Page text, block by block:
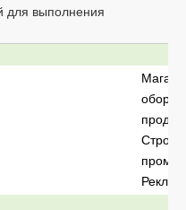
для выполнения